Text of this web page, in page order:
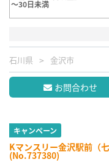
～30日未満
石川県 金沢市
お問合わせ
キャンペーン
Kマンスリー金沢駅前（
(No.737380)